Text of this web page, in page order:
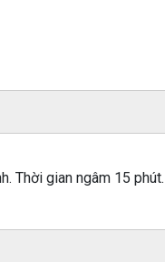
Thời gian ngâm 15 phút.